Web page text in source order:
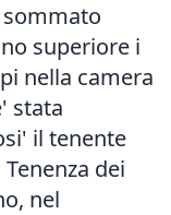
superiore i
nella camera
stata
il tenente
dei
nel